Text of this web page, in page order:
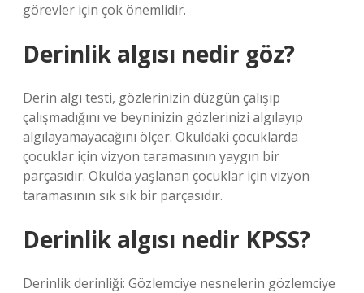
görevler için çok önemlidir.
Derinlik algısı nedir göz?
Derin algı testi, gözlerinizin düzgün çalışıp
çalışmadığını ve beyninizin gözlerinizi algılayıp
algılayamayacağını ölçer. Okuldaki çocuklarda
çocuklar için vizyon taramasının yaygın bir
parçasıdır. Okulda yaşlanan çocuklar için vizyon
taramasının sık sık bir parçasıdır.
Derinlik algısı nedir KPSS?
Derinlik derinliği: Gözlemciye nesnelerin gözlemciye